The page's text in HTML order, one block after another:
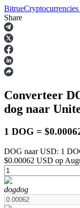
Termijncontracten
USDT-futures
Bitrue
Share
Converteer
dog naar
1 DOG =
DOG naar USD: 1
$0.00062 USD op
dogdog